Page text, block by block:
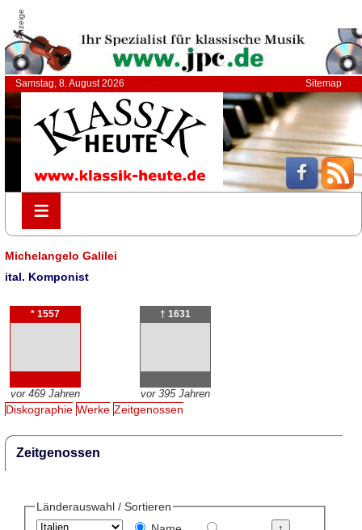
Anzeige
Samstag, 8. August 2026 Sitemap
≡
≡
Michelangelo Galilei
ital. Komponist
* 1557
vor 469 Jahren
† 1631
vor 395 Jahren
Diskographie Werke Zeitgenossen
Zeitgenossen
Länderauswahl / Sortieren